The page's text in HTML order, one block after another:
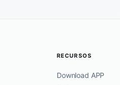
RECURSOS
Download APP